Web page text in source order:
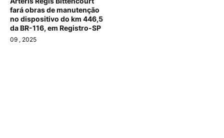
fará obras de manutenção
no dispositivo do km 446,5
da BR-116, em Registro-SP
09 , 2025